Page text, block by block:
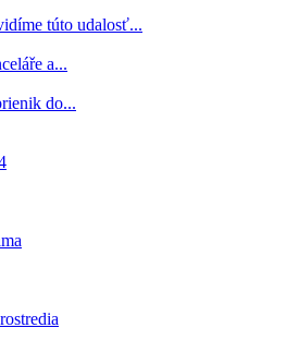
túto udalosť...
a...
do...